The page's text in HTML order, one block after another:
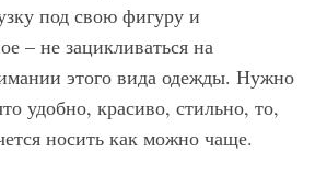
под свою фигуру и
– не зацикливаться на
этого вида одежды. Нужно
удобно, красиво, стильно, то,
носить как можно чаще.